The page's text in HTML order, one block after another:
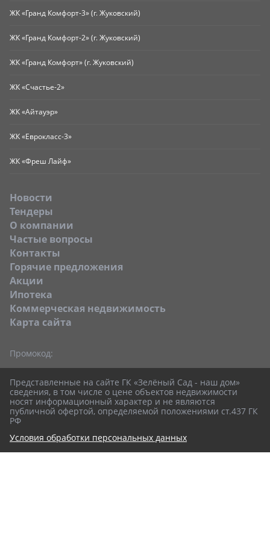
ЖК «Гранд Комфорт-3» (г. Жуковский)
ЖК «Гранд Комфорт-2» (г. Жуковский)
ЖК «Гранд Комфорт» (г. Жуковский)
ЖК «Счастье-2»
ЖК «Айтауэр»
ЖК «Еврокласс-3»
ЖК «Фреш Лайф»
Новости
Тендеры
O компании
Частые вопросы
Контакты
Горячие предложения
Акции
Ипотека
Коммерческая недвижимость
Карта сайта
Промокод:
Представленные на сайте ГК «Зелёный Сад - наш дом»
сведения, в том числе о цене объектов недвижимости
носят информационный характер и не являются
публичной офертой, определяемой положениями ст.437 ГК
РФ
Условия обработки персональных данных